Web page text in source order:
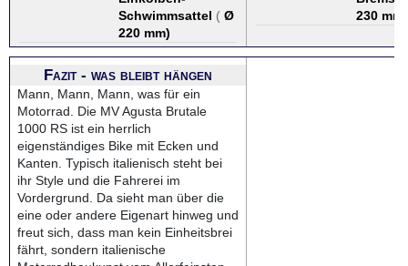
Schwimmsattel ( Ø
220 mm)
230 mm
Fazit - was bleibt hängen
Mann, Mann, Mann, was für ein
Motorrad. Die MV Agusta Brutale
1000 RS ist ein herrlich
eigenständiges Bike mit Ecken und
Kanten. Typisch italienisch steht bei
ihr Style und die Fahrerei im
Vordergrund. Da sieht man über die
eine oder andere Eigenart hinweg und
freut sich, dass man kein Einheitsbrei
fährt, sondern italienische